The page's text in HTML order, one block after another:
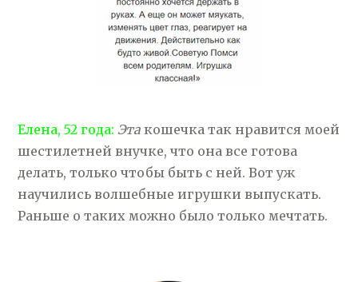
Елена, 52 года: Эта кошечка так нравится моей
шестилетней внучке, что она все готова
делать, только чтобы быть с ней. Вот уж
научились волшебные игрушки выпускать.
Раньше о таких можно было только мечтать.